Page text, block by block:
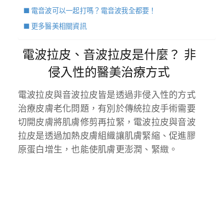
電音波可以一起打嗎？電音波我全都要！
更多醫美相關資訊
電波拉皮、音波拉皮是什麼？ 非
侵入性的醫美治療方式
電波拉皮與音波拉皮皆是透過非侵入性的方式
治療皮膚老化問題，有別於傳統拉皮手術需要
切開皮膚將肌膚修剪再拉緊，電波拉皮與音波
拉皮是透過加熱皮膚組織讓肌膚緊縮、促進膠
原蛋白增生，也能使肌膚更澎潤、緊緻。